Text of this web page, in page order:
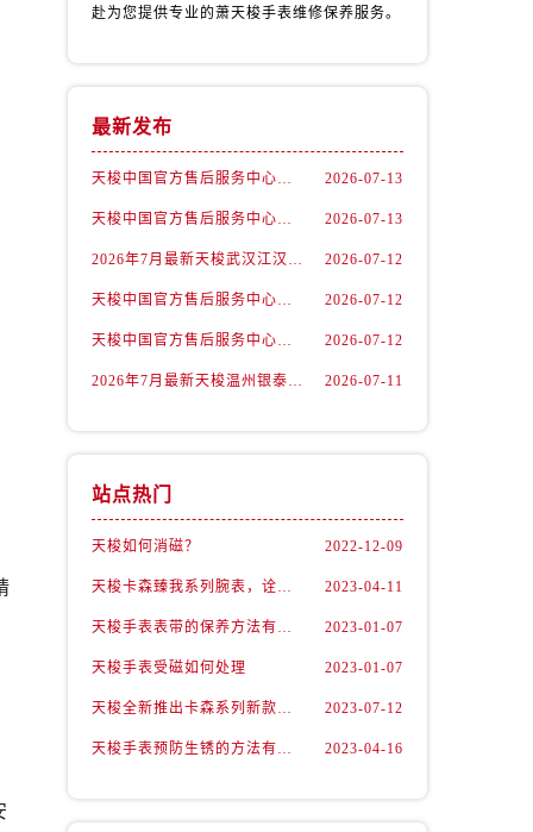
赴为您提供专业的萧天梭手表维修保养服务。
最新发布
天梭中国官方售后服务中心｜最新地址与24小时服务电话权威信息通告（2026年7月最新） 2026-07-13
天梭中国官方售后服务中心｜详细热线电话及全部网点地址权威信息通知（2026年7月最新） 2026-07-13
2026年7月最新天梭武汉江汉路印象城维修保养服务电话 2026-07-12
天梭中国官方售后服务中心｜最新地址及官方客服热线权威信息通告（2026年7月最新） 2026-07-12
天梭中国官方售后服务中心｜详细地址与售后热线权威信息通知（2026年7月最新） 2026-07-12
2026年7月最新天梭温州银泰百货瓯海店维修保养服务电话 2026-07-11
站点热门
天梭如何消磁？ 2022-12-09
天梭卡森臻我系列腕表，诠释着新青年的生活态度 2023-04-11
天梭手表表带的保养方法有哪些？ 2023-01-07
天梭手表受磁如何处理 2023-01-07
天梭全新推出卡森系列新款腕表 2023-07-12
天梭手表预防生锈的方法有什么？（预防方法） 2023-04-16